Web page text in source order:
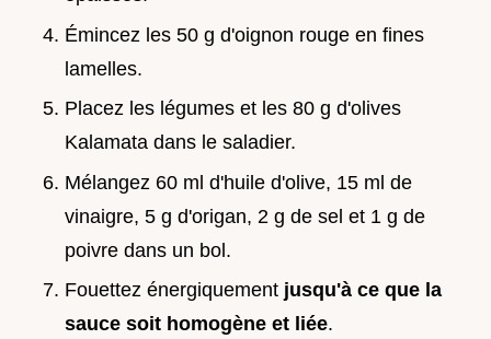
Émincez les 50 g d'oignon rouge en fines
lamelles.
Placez les légumes et les 80 g d'olives
Kalamata dans le saladier.
Mélangez 60 ml d'huile d'olive, 15 ml de
vinaigre, 5 g d'origan, 2 g de sel et 1 g de
poivre dans un bol.
Fouettez énergiquement jusqu'à ce que la
sauce soit homogène et liée.